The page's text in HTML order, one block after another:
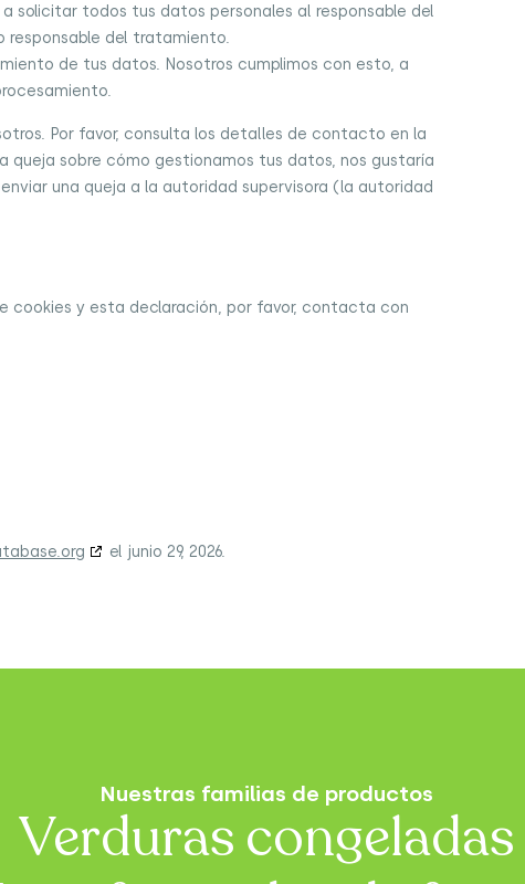
solicitar todos tus datos personales al responsable del
del tratamiento.
de tus datos. Nosotros cumplimos con esto, a
Por favor, consulta los detalles de contacto en la
sobre cómo gestionamos tus datos, nos gustaría
una queja a la autoridad supervisora (la autoridad
cookies y esta declaración, por favor, contacta con
el junio 29, 2026.
Nuestras familias de productos
Verduras congeladas